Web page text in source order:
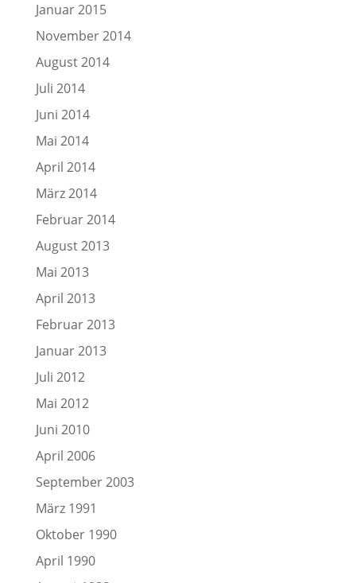
Januar 2015
November 2014
August 2014
Juli 2014
Juni 2014
Mai 2014
April 2014
März 2014
Februar 2014
August 2013
Mai 2013
April 2013
Februar 2013
Januar 2013
Juli 2012
Mai 2012
Juni 2010
April 2006
September 2003
März 1991
Oktober 1990
April 1990